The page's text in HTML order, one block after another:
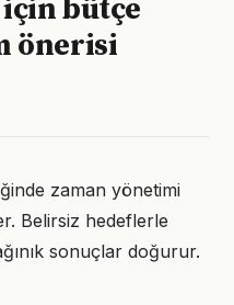
bütçe
önerisi
zaman yönetimi
Belirsiz hedeflerle
sonuçlar doğurur.